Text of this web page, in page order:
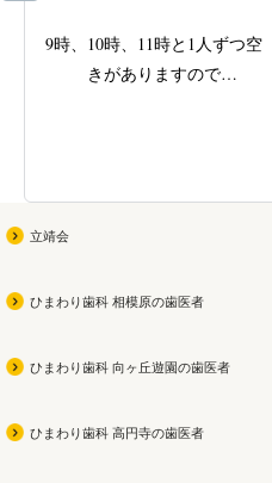
9時、10時、11時と1人ずつ空
きがありますので
ぜひ遊びに来てください
立靖会
ひまわり歯科 相模原の歯医者
ひまわり歯科 向ヶ丘遊園の歯医者
ひまわり歯科 高円寺の歯医者